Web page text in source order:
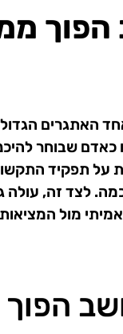
על אחד
שבוחר
תפקיד
לצד זה,
מול
הפוך